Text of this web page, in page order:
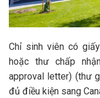
Chỉ sinh viên có
hoặc thư chấp
approval letter) (thư
đủ điều kiện sang